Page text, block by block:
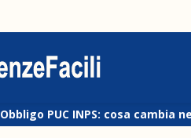
Obbligo PUC INPS: cosa cambia